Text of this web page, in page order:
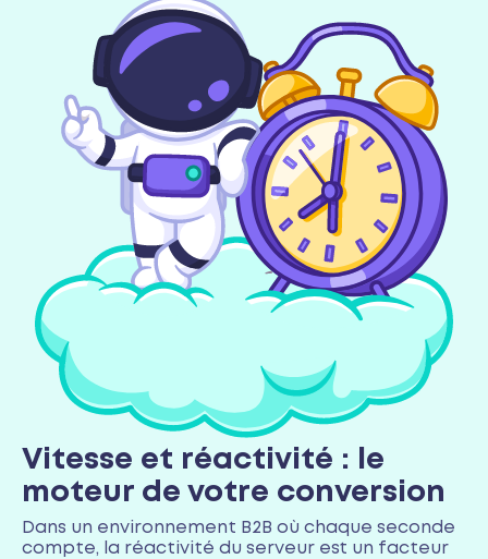
Vitesse et réactivité : le
moteur de votre conversion
Dans un environnement B2B où chaque seconde
compte, la réactivité du serveur est un facteur